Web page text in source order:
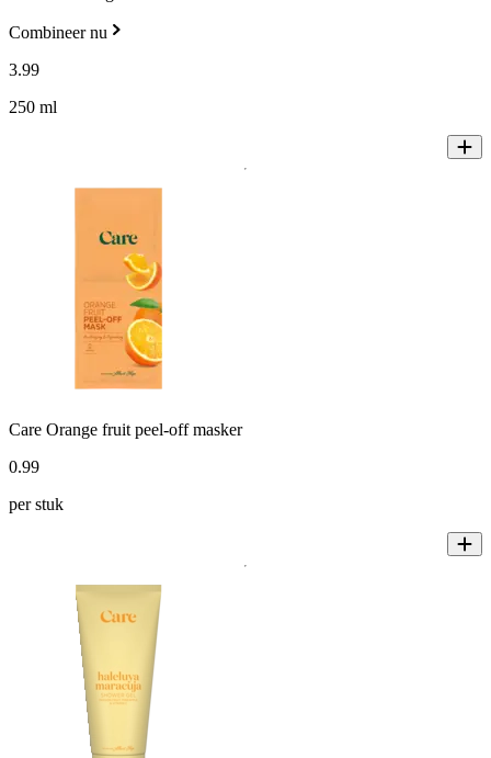
Combineer nu
3.99
250 ml
Care Orange fruit peel-off masker
0.99
per stuk